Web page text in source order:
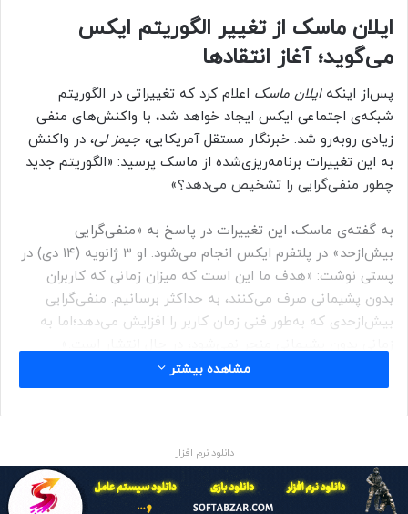
ایلان ماسک از تغییر الگوریتم ایکس
می‌گوید؛ آغاز انتقادها
پس‌از اینکهایلان ماسک اعلام کرد که تغییراتی در الگوریتم
شبکه‌ی اجتماعی ایکس ایجاد خواهد شد، با واکنش‌های منفی
زیادی روبه‌رو شد. خبرنگار مستقل آمریکایی، جیمز لی، در واکنش
به این تغییرات برنامه‌ریزی‌شده از ماسک پرسید: «الگوریتم جدید
چطور منفی‌گرایی را تشخیص می‌دهد؟»
به گفته‌ی ماسک، این تغییرات در پاسخ به «منفی‌گرایی
بیش‌ازحد» در پلتفرم ایکس انجام می‌شود. او ۳ ژانویه (۱۴ دی) در
پستی نوشت: «هدف ما این است که میزان زمانی که کاربران
بدون پشیمانی صرف می‌کنند، به حداکثر برسانیم. منفی‌گرایی
بیش‌ازحدی که به‌طور فنی زمان کاربر را افزایش می‌دهد؛اما به
کاربران ایکس این تغییر الگوریتم را شکلی از سانسور توصیف
کردند و از ماسک پرسیدند که چه کسی حق دارد منفی‌گرایی را در
ویژگی‌های ویژه (پریمیوم) را از حساب‌هایی حذف کرد که با او بر
سر ویزای مهاجرتی در فضای آنلاین اختلاف‌نظر داشتند، پیشنهاد
این تغییرات مطرح شد.
مشاهده بیشتر
دانلود نرم افزار